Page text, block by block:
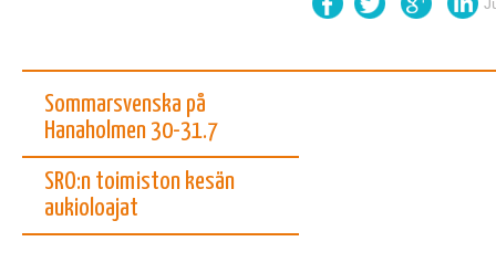
Sommarsvenska på
Hanaholmen 30-31.7
SRO:n toimiston kesän
aukioloajat